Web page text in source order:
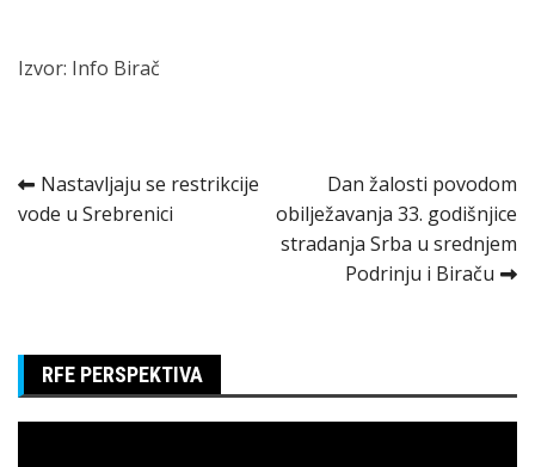
Izvor: Info Birač
Kretanje
članka
Nastavljaju se restrikcije
vode u Srebrenici
Dan žalosti povodom
obilježavanja 33. godišnjice
stradanja Srba u srednjem
Podrinju i Biraču
RFE PERSPEKTIVA